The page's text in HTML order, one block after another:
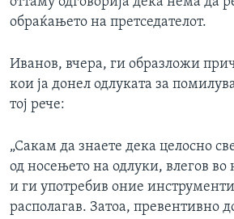
обраќањето на претседателот.
Иванов, вчера, ги образложи
кои ја донел одлуката за
тој рече:
„Сакам да знаете дека целосно
од носењето на одлуки, влегов во
и ги употребив оние
располагав. Затоа, превентивно